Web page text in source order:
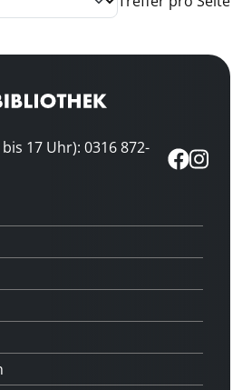
17 Uhr): 0316 872-